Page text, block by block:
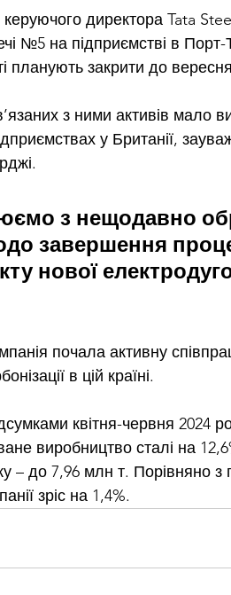
директора Tata
№5 на підприємстві в Порт-
планують закрити до
з ними активів мало
у Британії,
з нещодавно
завершення
нової
почала активну
в цій країні.
квітня-червня 2024
виробництво сталі на
– до 7,96 млн т. Порівняно
зріс на 1,4%.